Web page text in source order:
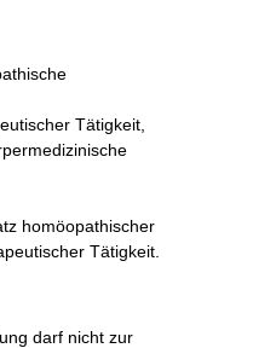
Tätigkeit,
homöopathischer
Tätigkeit.
darf nicht zur